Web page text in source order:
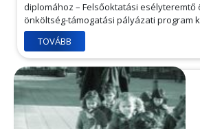
diplomához – Felsőoktatási esélyteremtő
önköltség-támogatási pályázati program
TOVÁBB